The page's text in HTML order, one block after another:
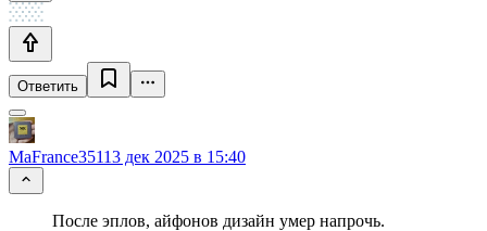
Ответить
MaFrance35113 дек 2025 в 15:40
После эплов, айфонов дизайн умер напрочь.